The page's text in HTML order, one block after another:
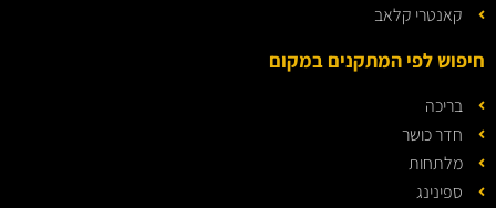
קאנטרי קלאב
חיפוש לפי המתקנים במקום
בריכה
חדר כושר
מלתחות
ספינינג